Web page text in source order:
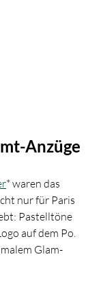
Anzüge
* waren das
nur für Paris
Pastelltöne
auf dem Po.
Glam-